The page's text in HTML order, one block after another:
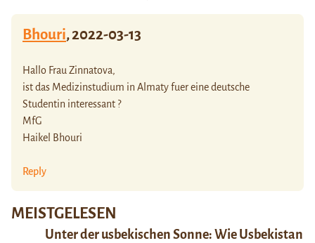
MEISTGELESEN
Unter der usbekischen Sonne: Wie Usbekistan
Bhouri,2022-03-13
Hallo Frau Zinnatova,
ist das Medizinstudium in Almaty fuer eine deutsche
Studentin interessant ?
MfG
Haikel Bhouri
Reply